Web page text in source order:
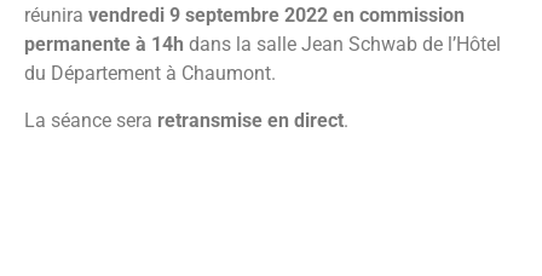
réunira vendredi 9 septembre 2022 en commission
permanente à 14h dans la salle Jean Schwab de l’Hôtel
du Département à Chaumont.
La séance sera retransmise en direct.